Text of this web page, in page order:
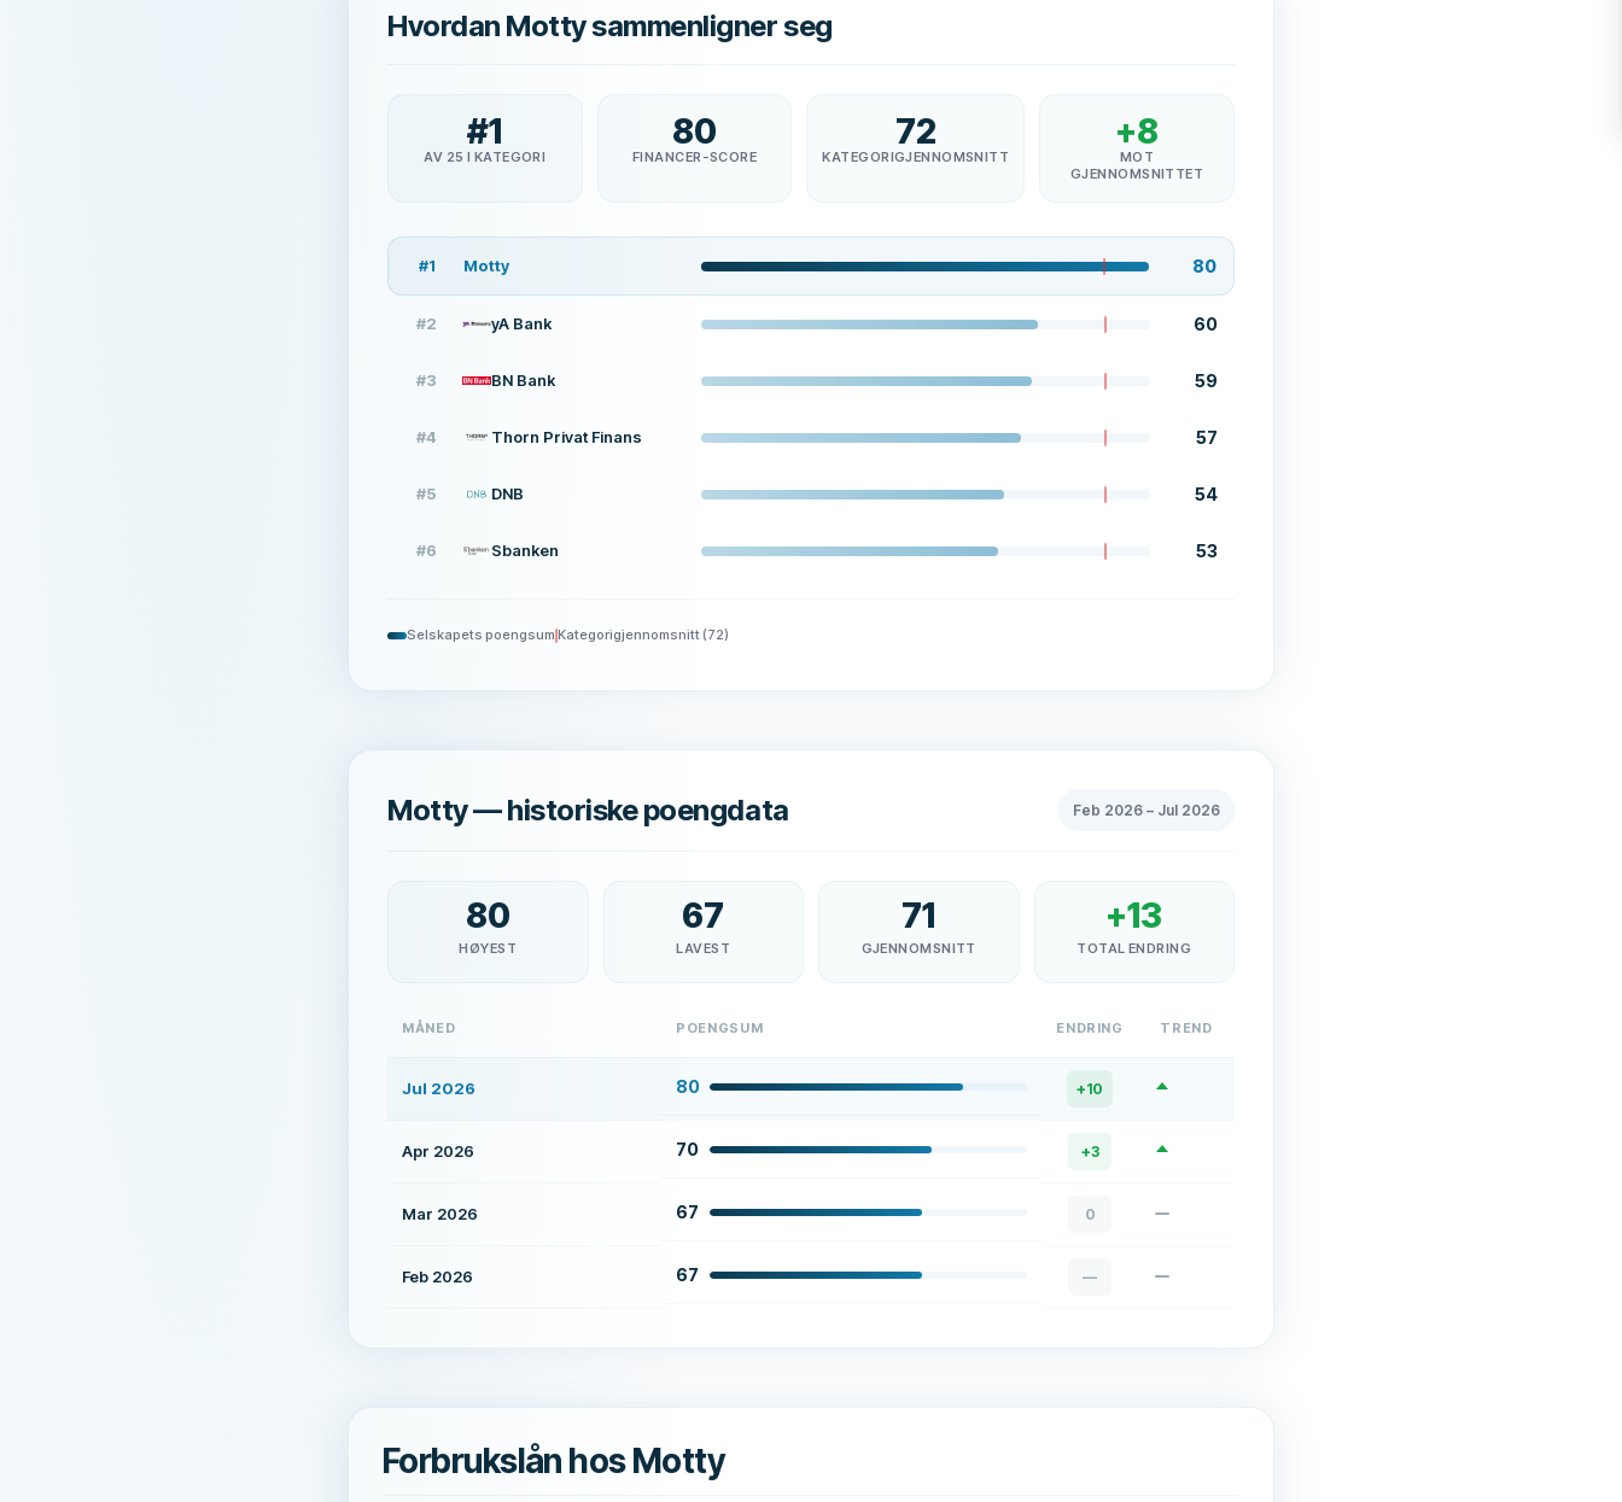
Hvordan Motty sammenligner seg
#1
AV 25 I KATEGORI
80
FINANCER-SCORE
72
KATEGORIGJENNOMSNITT
+8
MOT
GJENNOMSNITTET
#1 Motty 80
#2 yA Bank 60
#3 BN Bank 59
#4 Thorn Privat Finans 57
#5 DNB 54
#6 Sbanken 53
Selskapets poengsum Kategorigjennomsnitt(72)
Motty — historiske poengdata Feb 2026 – Jul 2026
80
HØYEST
67
LAVEST
71
GJENNOMSNITT
+13
TOTAL ENDRING
MÅNED POENGSUM ENDRING TREND
Jul 2026 80 +10
Apr 2026 70 +3
Mar 2026 67 0
Feb 2026 67 —
Forbrukslån hos Motty